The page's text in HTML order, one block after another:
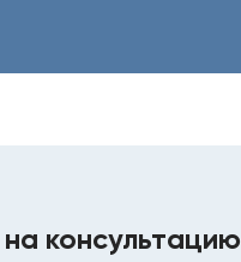
консультацию